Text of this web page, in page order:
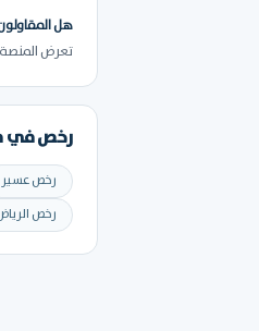
هل
تعرض المنصة
رخص في
رخص عسير
رخص